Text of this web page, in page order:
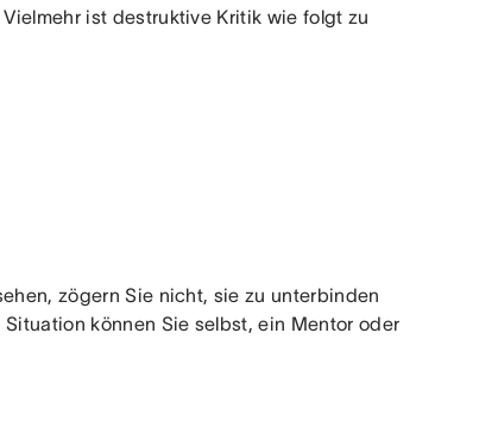
ist destruktive Kritik wie folgt zu
zögern Sie nicht, sie zu unterbinden
können Sie selbst, ein Mentor oder